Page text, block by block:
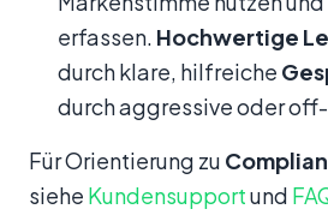
erfassen. Hochwertige
durch klare, hilfreiche
durch aggressive oder
Für Orientierung zu
siehe Kundensupportund